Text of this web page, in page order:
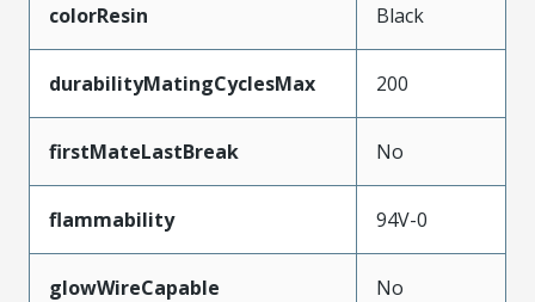
colorResin Black
durabilityMatingCyclesMax 200
firstMateLastBreak No
flammability 94V-0
glowWireCapable No